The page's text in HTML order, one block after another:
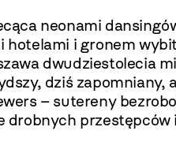
neonami
hotelami i gronem
dwudziestolecia
dziś zapomniany,
– sutereny
drobnych przestępców